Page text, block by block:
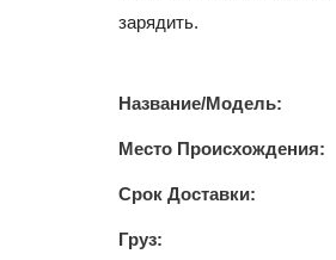
зарядить.
Название/Модель:
Место Происхождения:
Срок Доставки:
Груз: